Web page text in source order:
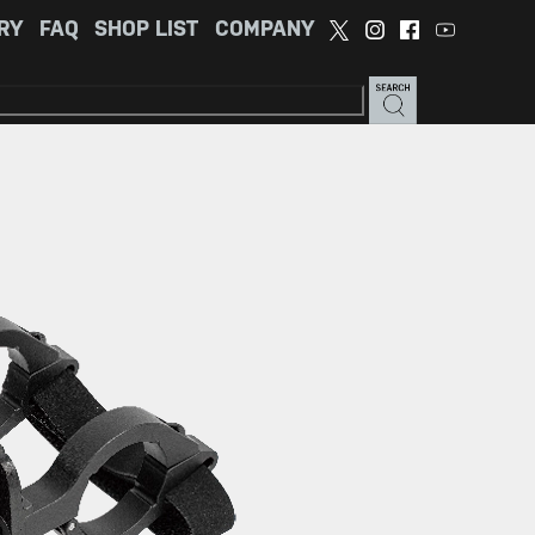
COMPANY
SHOP LIST
FAQ